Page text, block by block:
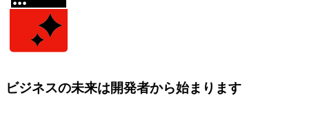
ビジネスの未来は開発者から始まります